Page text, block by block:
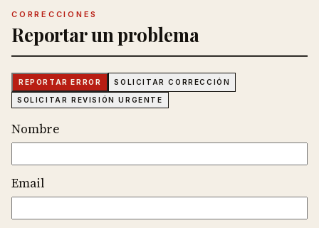
CORRECCIONES
Reportar un problema
REPORTAR ERROR SOLICITAR CORRECCIÓN
SOLICITAR REVISIÓN URGENTE
Nombre
Email